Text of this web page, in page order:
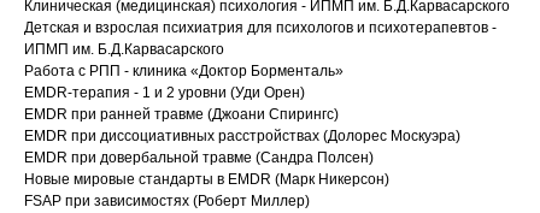
Клиническая (медицинская) психология - ИПМП им. Б.Д.Карвасарского
Детская и взрослая психиатрия для психологов и психотерапевтов -
ИПМП им. Б.Д.Карвасарского
Работа с РПП - клиника «Доктор Борменталь»
EMDR-терапия - 1 и 2 уровни (Уди Орен)
EMDR при ранней травме (Джоани Спирингс)
EMDR при диссоциативных расстройствах (Долорес Москуэра)
EMDR при довербальной травме (Сандра Полсен)
Новые мировые стандарты в EMDR (Марк Никерсон)
FSAP при зависимостях (Роберт Миллер)